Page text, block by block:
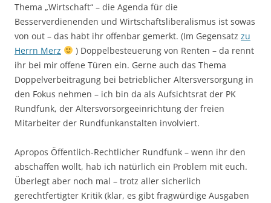
Thema „Wirtschaft“ – die Agenda für die
Besserverdienenden und Wirtschaftsliberalismus ist sowas
von out – das habt ihr offenbar gemerkt. (Im Gegensatz zu
Herrn Merz
) Doppelbesteuerung von Renten – da rennt
ihr bei mir offene Türen ein. Gerne auch das Thema
Doppelverbeitragung bei betrieblicher Altersversorgung in
den Fokus nehmen – ich bin da als Aufsichtsrat der PK
Rundfunk, der Altersvorsorgeeinrichtung der freien
Mitarbeiter der Rundfunkanstalten involviert.
Apropos Öffentlich-Rechtlicher Rundfunk – wenn ihr den
abschaffen wollt, hab ich natürlich ein Problem mit euch.
Überlegt aber noch mal – trotz aller sicherlich
gerechtfertigter Kritik (klar, es gibt fragwürdige Ausgaben